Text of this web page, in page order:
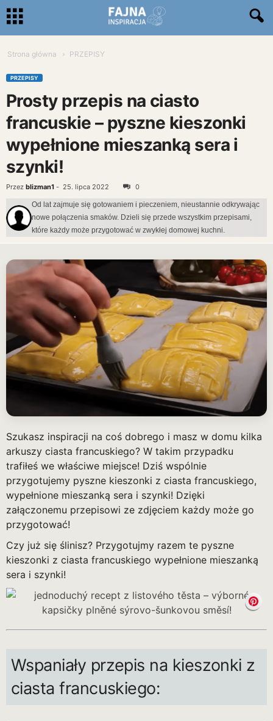
Strona główna PRZEPISY
PRZEPISY
Prosty przepis na ciasto
francuskie – pyszne kieszonki
wypełnione mieszanką sera i
szynki!
Przez blizman1 - 25. lipca 2022 0
Od lat zajmuje się gotowaniem i pieczeniem, nieustannie odkrywając
nowe połączenia smaków. Dzieli się przede wszystkim przepisami,
które każdy może przygotować w zwykłej domowej kuchni.
Szukasz inspiracji na coś dobrego i masz w domu kilka
arkuszy ciasta francuskiego? W takim przypadku
trafiłeś we właściwe miejsce! Dziś wspólnie
przygotujemy pyszne kieszonki z ciasta francuskiego,
wypełnione mieszanką sera i szynki! Dzięki
załączonemu przepisowi ze zdjęciem każdy może go
przygotować!
Czy już się ślinisz? Przygotujmy razem te pyszne
kieszonki z ciasta francuskiego wypełnione mieszanką
sera i szynki!
Wspaniały przepis na kieszonki z
ciasta francuskiego: